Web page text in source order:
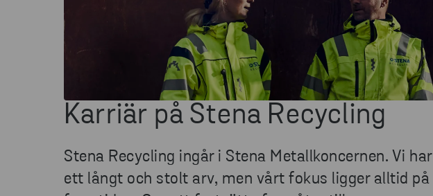
Karriär på Stena Recycling
Stena Recycling ingår i Stena Metallkoncernen. Vi har
ett långt och stolt arv, men vårt fokus ligger alltid på